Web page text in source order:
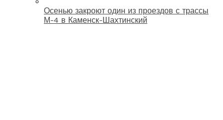
Осенью закроют один из проездов с трассы
М-4 в Каменск-Шахтинский